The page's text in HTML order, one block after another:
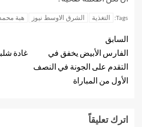
Tags: التغذية الشرق الاوسط نيوز هبة
السابق
الفارس الأبيض يخفق في
التقدم على الجونة في النصف
الأول من المباراة
غادة
اترك تعليقاً